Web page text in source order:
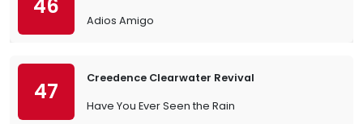
46
Adios Amigo
47
Creedence Clearwater Revival
Have You Ever Seen the Rain